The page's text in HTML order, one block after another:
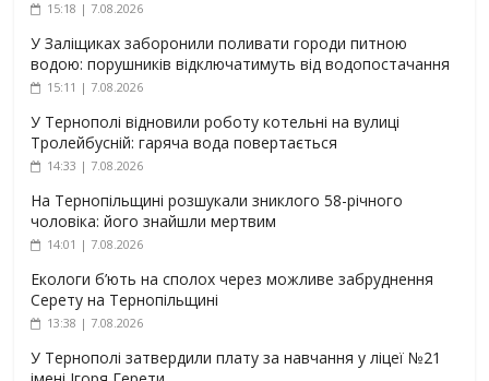
15:18 | 7.08.2026
У Заліщиках заборонили поливати городи питною
водою: порушників відключатимуть від водопостачання
15:11 | 7.08.2026
У Тернополі відновили роботу котельні на вулиці
Тролейбусній: гаряча вода повертається
14:33 | 7.08.2026
На Тернопільщині розшукали зниклого 58-річного
чоловіка: його знайшли мертвим
14:01 | 7.08.2026
Екологи б’ють на сполох через можливе забруднення
Серету на Тернопільщині
13:38 | 7.08.2026
У Тернополі затвердили плату за навчання у ліцеї №21